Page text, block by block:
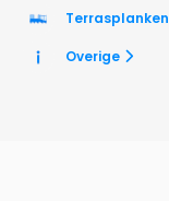
Terrasplanken
Overige